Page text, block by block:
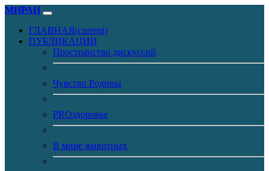
МИРАН
ГЛАВНАЯ(current)
ПУБЛИКАЦИИ
Пространство дискуссий
Чувство Родины
PROздоровье
В мире животных